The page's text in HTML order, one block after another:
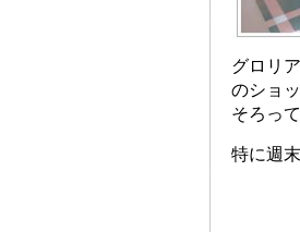
グロリ
のショ
そろっ
特に週